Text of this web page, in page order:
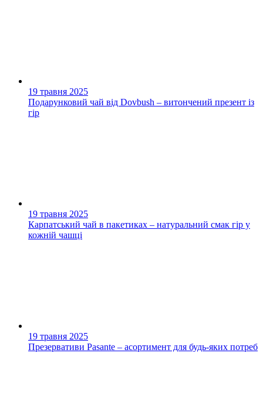
19 травня 2025
Подарунковий чай від Dovbush – витончений презент із
гір
19 травня 2025
Карпатський чай в пакетиках – натуральний смак гір у
кожній чашці
19 травня 2025
Презервативи Pasante – асортимент для будь-яких потреб